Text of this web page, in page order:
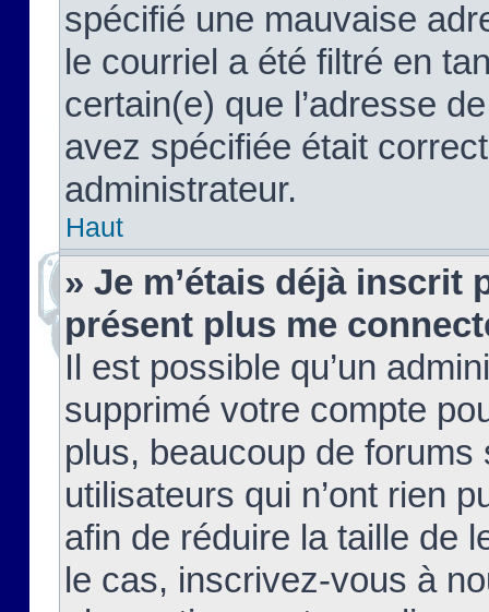
spécifié une mauvaise
le courriel a été filtré en
certain(e) que l’adresse
avez spécifiée était
administrateur.
Haut
» Je m’étais déjà inscrit
présent plus me
Il est possible qu’un
supprimé votre compte
plus, beaucoup de
utilisateurs qui n’ont rien
afin de réduire la taille de
le cas, inscrivez-vous à